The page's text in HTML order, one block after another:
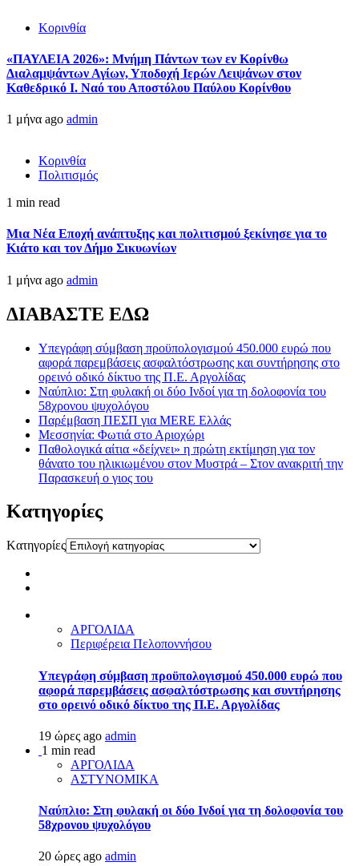
Κορινθία
«ΠΑΥΛΕΙΑ 2026»: Μνήμη Πάντων των εν Κορίνθω
Διαλαμψάντων Αγίων, Υποδοχή Ιερών Λειψάνων στον
Καθεδρικό Ι. Ναό του Αποστόλου Παύλου Κορίνθου
1 μήνα ago admin
Κορινθία
Πολιτισμός
1 min read
Μια Νέα Εποχή ανάπτυξης και πολιτισμού ξεκίνησε για το
Κιάτο και τον Δήμο Σικυωνίων
1 μήνα ago admin
ΔΙΑΒΑΣΤΕ ΕΔΩ
Υπεγράφη σύμβαση προϋπολογισμού 450.000 ευρώ που
αφορά παρεμβάσεις ασφαλτόστρωσης και συντήρησης στο
ορεινό οδικό δίκτυο της Π.Ε. Αργολίδας
Ναύπλιο: Στη φυλακή οι δύο Ινδοί για τη δολοφονία του
58χρονου ψυχολόγου
Παρέμβαση ΠΕΣΠ για MERE Ελλάς
Μεσσηνία: Φωτιά στο Αριοχώρι
Παθολογικά αίτια «δείχνει» η πρώτη εκτίμηση για τον
θάνατο του ηλικιωμένου στον Μυστρά – Στον ανακριτή την
Παρασκευή ο γιος του
Kατηγορίες
Kατηγορίες
ΑΡΓΟΛΙΔΑ
Περιφέρεια Πελοποννήσου
Υπεγράφη σύμβαση προϋπολογισμού 450.000 ευρώ που
αφορά παρεμβάσεις ασφαλτόστρωσης και συντήρησης
στο ορεινό οδικό δίκτυο της Π.Ε. Αργολίδας
19 ώρες ago admin
1 min read
ΑΡΓΟΛΙΔΑ
ΑΣΤΥΝΟΜΙΚΑ
Ναύπλιο: Στη φυλακή οι δύο Ινδοί για τη δολοφονία του
58χρονου ψυχολόγου
20 ώρες ago admin